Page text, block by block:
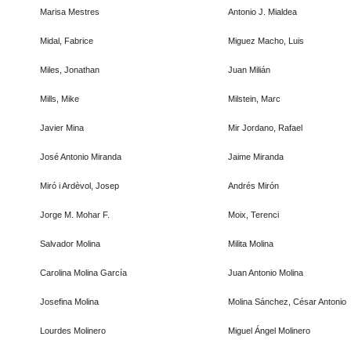
Marisa Mestres Antonio J. Mialdea
Midal, Fabrice Miguez Macho, Luis
Miles, Jonathan Juan Milián
Mills, Mike Milstein, Marc
Javier Mina Mir Jordano, Rafael
José Antonio Miranda Jaime Miranda
Miró i Ardèvol, Josep Andrés Mirón
Jorge M. Mohar F. Moix, Terenci
Salvador Molina Milita Molina
Carolina Molina García Juan Antonio Molina
Josefina Molina Molina Sánchez, César Antonio
Lourdes Molinero Miguel Ángel Molinero